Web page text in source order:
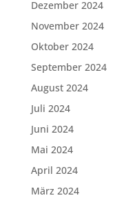
Dezember 2024
November 2024
Oktober 2024
September 2024
August 2024
Juli 2024
Juni 2024
Mai 2024
April 2024
März 2024